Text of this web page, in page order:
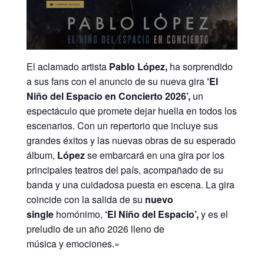
El aclamado artista Pablo López,ha sorprendido
a sus fans con el anuncio de su nueva gira ‘El
Niño del Espacio en Concierto 2026’,un
espectáculo que promete dejar huella en todos los
escenarios. Con un repertorio que incluye sus
grandes éxitos y las nuevas obras de su esperado
álbum, Lópezse embarcará en una gira por los
principales teatros del país, acompañado de su
banda y una cuidadosa puesta en escena. La gira
coincide con la salida de su nuevo
singlehomónimo, ‘El Niño del Espacio’,y es el
preludio de un año 2026 lleno de
música y emociones.»